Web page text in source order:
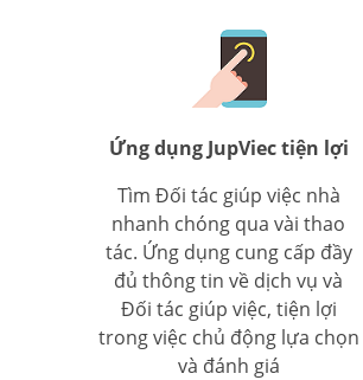
Ứng dụng JupViec tiện lợi
Tìm Đối tác giúp việc nhà
nhanh chóng qua vài thao
tác. Ứng dụng cung cấp đầy
đủ thông tin về dịch vụ và
Đối tác giúp việc, tiện lợi
trong việc chủ động lựa chọn
và đánh giá